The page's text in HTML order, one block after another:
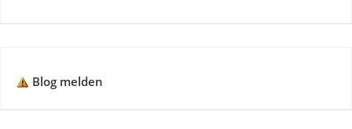
Blog melden